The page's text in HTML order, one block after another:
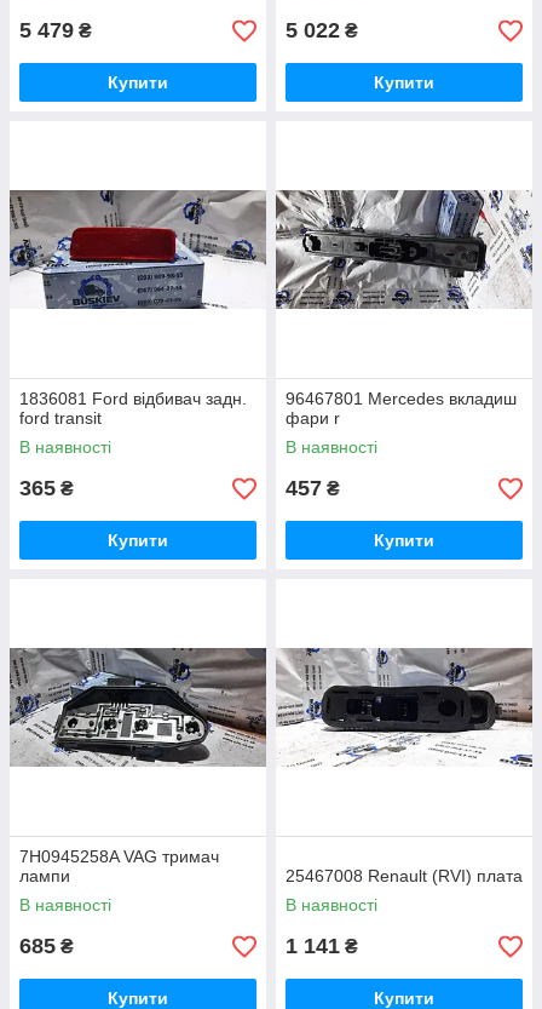
5 479 ₴
Купити
5 022 ₴
Купити
1836081 Ford відбивач задн.
ford transit
В наявності
365 ₴
Купити
96467801 Mercedes вкладиш
фари r
В наявності
457 ₴
Купити
7H0945258A VAG тримач
лампи
В наявності
685 ₴
Купити
25467008 Renault (RVI) плата
В наявності
1 141 ₴
Купити